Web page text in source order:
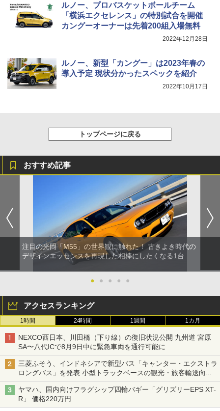
ルノー、プロバスケットボールチーム
「横浜エクセレンス」の特別試合を開催
カングーオーナーは先着200組入場無料
2022年12月28日
ルノー、新型「カングー」は2023年春の
導入予定 現状分かったスペックを紹介
2022年10月17日
トップページに戻る
おすすめ記事
注目の光岡「M55」の世界観に触れた！ 古きよき時代の
デザインエッセンスを再現した相棒にしたくなる1台
● ● ● ● ●
アクセスランキング
1時間 24時間 1週間 1カ月
NEXCO西日本、川田橋（下り線）の復旧状況公開 九州道 宮原
SA〜八代ICで8月9日中に緊急車両を通行可能に
三菱ふそう、インドネシアで新型バス「キャンター・エクストラ
ロングバス」を発表 小型トラックベースの観光・旅客輸送向け
バス
ヤマハ、国内向けフラグシップ四輪バギー「グリズリーEPS XT-
R」 価格220万円